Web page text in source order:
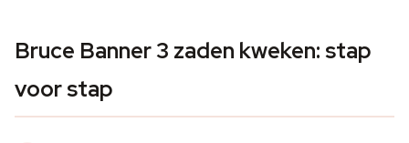
Bruce Banner 3 zaden kweken: stap
voor stap